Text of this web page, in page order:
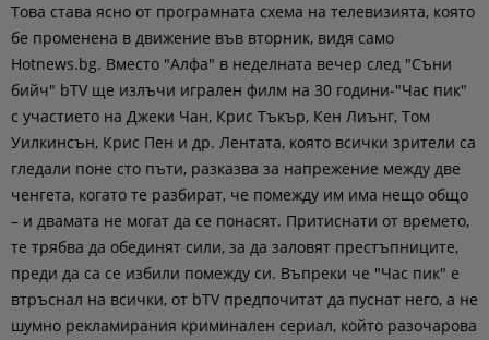
Това става ясно от програмната схема на телевизията, която
бе променена в движение във вторник, видя само
Hotnews.bg. Вместо "Алфа" в неделната вечер след "Съни
бийч" bTV ще излъчи игрален филм на 30 години-"Час пик"
с участието на Джеки Чан, Крис Тъкър, Кен Лиънг, Том
Уилкинсън, Крис Пен и др. Лентата, която всички зрители са
гледали поне сто пъти, разказва за напрежение между две
ченгета, когато те разбират, че помежду им има нещо общо
– и двамата не могат да се понасят. Притиснати от времето,
те трябва да обединят сили, за да заловят престъпниците,
преди да са се избили помежду си. Въпреки че "Час пик" е
втръснал на всички, от bTV предпочитат да пуснат него, а не
шумно рекламирания криминален сериал, който разочарова